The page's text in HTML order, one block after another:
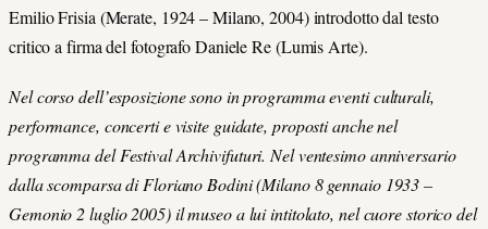
Emilio Frisia (Merate, 1924 – Milano, 2004) introdotto dal testo
critico a firma del fotografo Daniele Re (Lumis Arte).
Nel corso dell’esposizione sono in programma eventi culturali,
performance, concerti e visite guidate, proposti anche nel
programma del Festival Archivifuturi. Nel ventesimo anniversario
dalla scomparsa di Floriano Bodini (Milano 8 gennaio 1933 –
Gemonio 2 luglio 2005) il museo a lui intitolato, nel cuore storico del